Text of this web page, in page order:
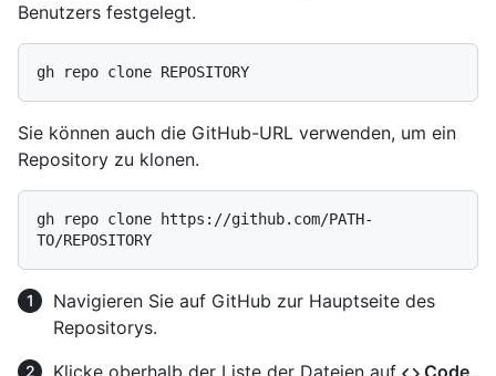
Benutzers festgelegt.
Sie können auch die GitHub-URL verwenden, um ein
Repository zu klonen.
gh repo clone https://github.com/PATH-
Navigieren Sie auf GitHub zur Hauptseite des
Repositorys.